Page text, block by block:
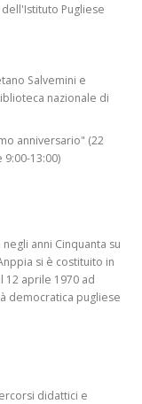
Pugliese
Salvemini e
nazionale di
anniversario" (22
13:00)
negli anni Cinquanta su
si è costituito in
12 aprile 1970 ad
democratica pugliese
didattici e